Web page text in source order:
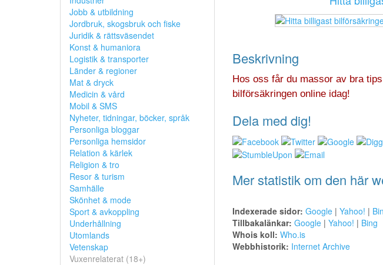
Jobb & utbildning
Jordbruk, skogsbruk och fiske
Juridik & rättsväsendet
Konst & humaniora
Logistik & transporter
Länder & regioner
Mat & dryck
Medicin & vård
Mobil & SMS
Nyheter, tidningar, böcker, språk
Personliga bloggar
Personliga hemsidor
Relation & kärlek
Religion & tro
Resor & turism
Samhälle
Skönhet & mode
Sport & avkoppling
Underhållning
Utomlands
Vetenskap
Vuxenrelaterat (18+)
Beskrivning
Hos oss får du massor av bra
bilförsäkringen online idag!
Dela med dig!
Mer statistik om den här
Indexerade sidor: Google| Yahoo! |
Tillbakalänkar: Google| Yahoo! | Bing
Whois koll: Who.is
Webbhistorik: Internet Archive